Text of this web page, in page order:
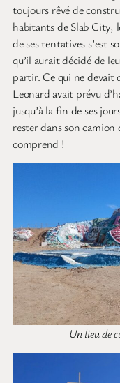
toujours rêvé de
habitants de Slab City,
de ses tentatives s’est
qu’il aurait décidé de
partir. Ce qui ne devait
Leonard avait prévu
jusqu’à la fin de ses
rester dans son
comprend !
Un lieu de